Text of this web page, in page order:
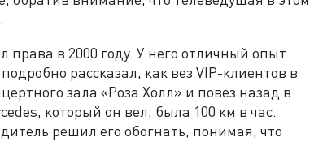
права в 2000 году. У него отличный опыт
рассказал, как вез VIP-клиентов в
зала «Роза Холл» и повез назад в
который он вел, была 100 км в час.
решил его обогнать, понимая, что